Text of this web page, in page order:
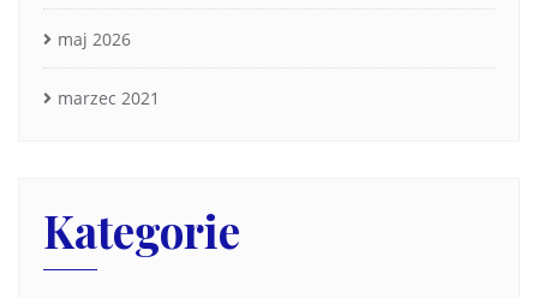
maj 2026
marzec 2021
Kategorie